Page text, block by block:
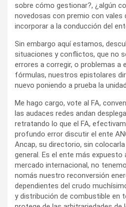
sobre cómo gestionar?, ¿algún
novedosas con premio con vales
incorporar a la conducción del
Sin embargo aquí estamos,
situaciones y conflictos, que no
errores a corregir, o problemas a
fórmulas, nuestros epistolares
nuevo poniendo a prueba la
Me hago cargo, vote al FA,
las audaces redes andan
retratando lo que el FA,
profundo error discutir el ente
Ancap, su directorio, sin
general. Es el ente más expuesto
mercado internacional, no
nomás nuestro reconversión
dependientes del crudo
y distribución de combustible en